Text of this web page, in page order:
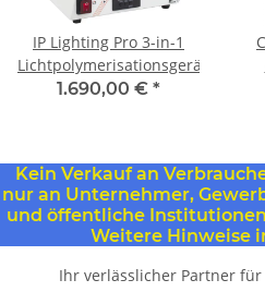
IP Lighting Pro 3-in-1
Lichtpolymerisationsgerät
1.690,00 € *
Kein Verkauf an
nur an Unternehmer,
und öffentliche
Weitere Hinweise
Ihr verlässlicher Partner